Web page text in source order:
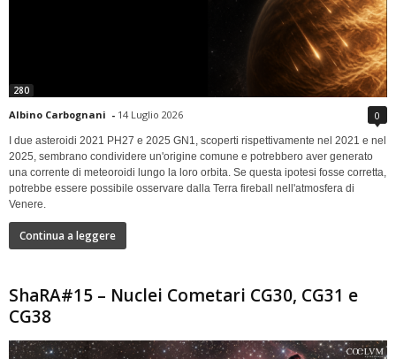
280
Albino Carbognani - 14 Luglio 2026 0
I due asteroidi 2021 PH27 e 2025 GN1, scoperti rispettivamente nel 2021 e nel
2025, sembrano condividere un'origine comune e potrebbero aver generato
una corrente di meteoroidi lungo la loro orbita. Se questa ipotesi fosse corretta,
potrebbe essere possibile osservare dalla Terra fireball nell'atmosfera di
Venere.
Continua a leggere
ShaRA#15 – Nuclei Cometari CG30, CG31 e
CG38